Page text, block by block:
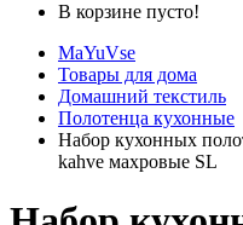
В корзине пусто!
MaYuVse
Товары для дома
Домашний текстиль
Полотенца кухонные
Набор кухонных
kahve махровые SL